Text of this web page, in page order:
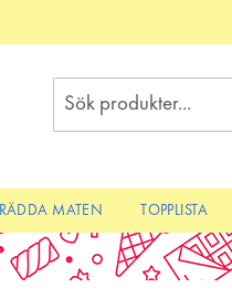
RÄDDA MATEN TOPPLISTA